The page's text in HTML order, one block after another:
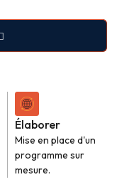
Élaborer
Mise en place d'un
programme sur
mesure.